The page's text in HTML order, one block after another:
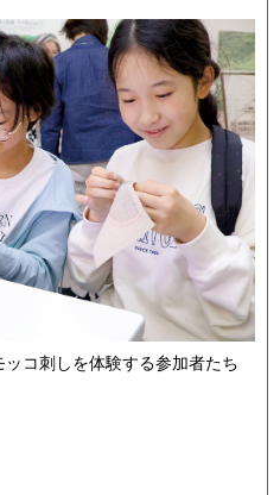
コ刺しを体験する参加者たち